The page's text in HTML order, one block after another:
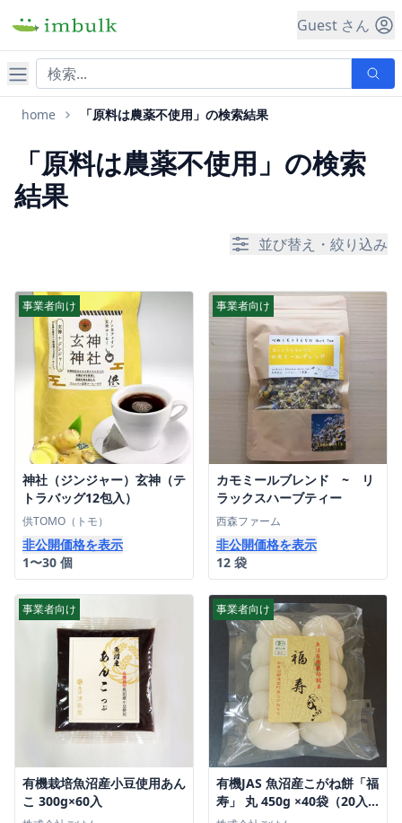
Guest さん
ナビゲーション
home 「原料は農薬不使用」の検索結果
「原料は農薬不使用」の検索
結果
並び替え・絞り込み
事業者向け
神社（ジンジャー）玄神（テ
トラバッグ12包入）
供TOMO（トモ）
非公開価格を表示
1〜30 個
事業者向け
カモミールブレンド ~ リ
ラックスハーブティー
西森ファーム
非公開価格を表示
12 袋
事業者向け
有機栽培魚沼産小豆使用あん
こ 300g×60入
事業者向け
有機JAS 魚沼産こがね餅「福
寿」 丸 450g ×40袋（20入
×2ケース）